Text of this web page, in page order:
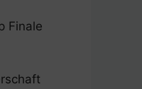
Finale